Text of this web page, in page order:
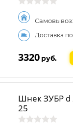
Доставка
3320 руб.
Шнек ЗУБР d
25